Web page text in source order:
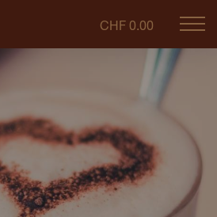
CHF 0.00